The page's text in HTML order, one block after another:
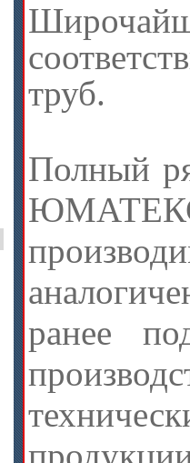
труб.
Полный
ранее